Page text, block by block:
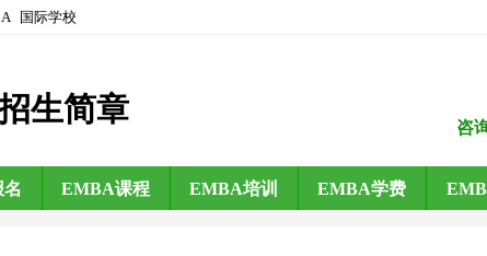
国际学校
生简章
咨
EMBA课程 EMBA培训 EMBA学费